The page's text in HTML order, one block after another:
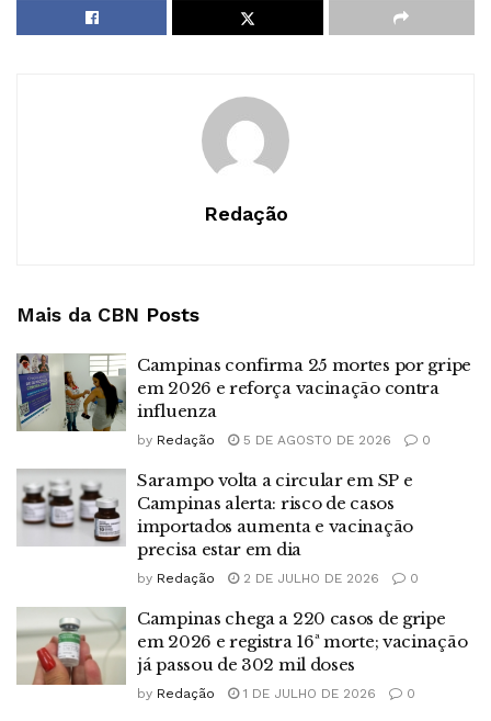
Redação
Mais da CBN Posts
Campinas confirma 25 mortes por gripe
em 2026 e reforça vacinação contra
influenza
by Redação 5 DE AGOSTO DE 2026 0
Sarampo volta a circular em SP e
Campinas alerta: risco de casos
importados aumenta e vacinação
precisa estar em dia
by Redação 2 DE JULHO DE 2026 0
Campinas chega a 220 casos de gripe
em 2026 e registra 16ª morte; vacinação
já passou de 302 mil doses
by Redação 1 DE JULHO DE 2026 0